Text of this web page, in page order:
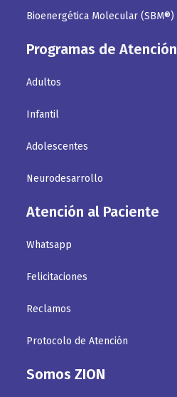
Bioenergética Molecular (SBM®)
Programas de Atención
Adultos
Infantil
Adolescentes
Neurodesarrollo
Atención al Paciente
Whatsapp
Felicitaciones
Reclamos
Protocolo de Atención
Somos ZION